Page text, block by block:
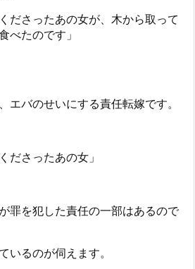
ださったあの女が、木から取って
べたのです」
エバのせいにする責任転嫁です。
ださったあの女」
罪を犯した責任の一部はあるので
いるのが伺えます。